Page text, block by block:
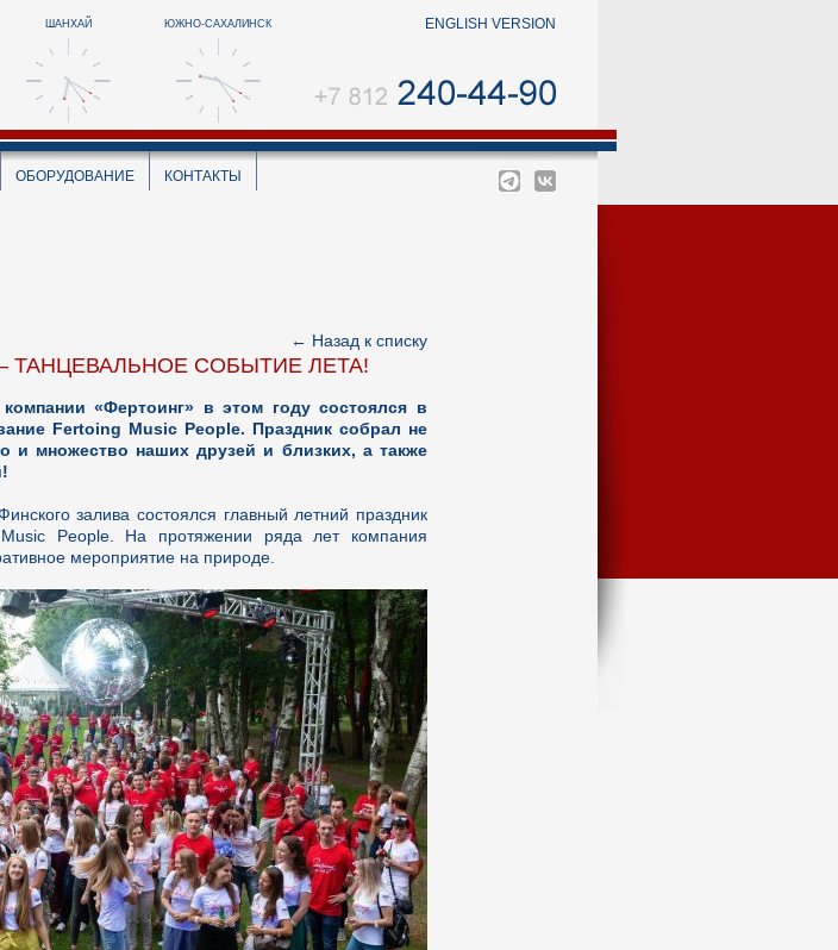
ENGLISH VERSION
ШАНХАЙ ЮЖНО-САХАЛИНСК
ОБОРУДОВАНИЕ КОНТАКТЫ
← Назад к списку
– ТАНЦЕВАЛЬНОЕ СОБЫТИЕ ЛЕТА!
«Фертоинг» в этом году состоялся в
Fertoing Music People. Праздник собрал не
и множество наших друзей и близких, а также
залива состоялся главный летний праздник
People. На протяжении ряда лет компания
мероприятие на природе.